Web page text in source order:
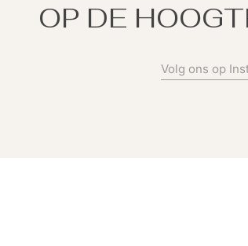
OP DE
Volg ons op